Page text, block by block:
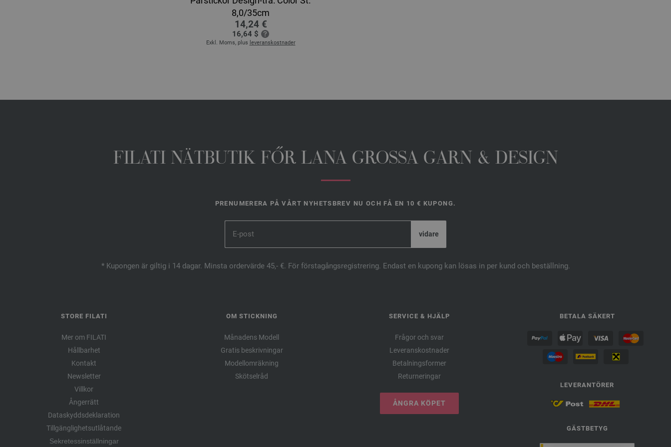
8,0/35cm
14,24 €
16,64 $
Exkl. Moms, plus leveranskostnader
FILATI NÄTBUTIK FŐR LANA GROSSA GARN & DESIGN
PRENUMERERA PÅ VÅRT NYHETSBREV NU OCH FÅ EN 10 € KUPONG.
* Kupongen är giltig i 14 dagar. Minsta ordervärde 45,- €. För förstagångsregistrering. Endast en kupong kan lösas in per kund och beställning.
STORE FILATI
Mer om FILATI
Hållbarhet
Kontakt
Newsletter
Villkor
Ångerrätt
Dataskyddsdeklaration
Tillgänglighetsutlåtande
Sekretessinställningar
OM STICKNING
Månadens Modell
Gratis beskrivningar
Modellomräkning
Skötselråd
SERVICE & HJÄLP
Frågor och svar
Leveranskostnader
Betalningsformer
Returneringar
ÅNGRA KÖPET
BETALA SÄKERT
LEVERANTÖRER
GÄSTBETYG